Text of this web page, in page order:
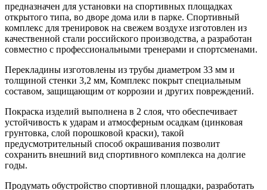
предназначен для установки на спортивных площадках
открытого типа, во дворе дома или в парке. Спортивный
комплекс для тренировок на свежем воздухе изготовлен из
качественной стали российского производства, а разработан
совместно с профессиональными тренерами и спортсменами.
Перекладины изготовлены из трубы диаметром 33 мм и
толщиной стенки 3,2 мм, Комплекс покрыт специальным
составом, защищающим от коррозии и других повреждений.
Покраска изделий выполнена в 2 слоя, что обеспечивает
устойчивость к ударам и атмосферным осадкам (цинковая
грунтовка, слой порошковой краски), такой
предусмотрительный способ окрашивания позволит
сохранить внешний вид спортивного комплекса на долгие
годы.
Продумать обустройство спортивной площадки, разработать